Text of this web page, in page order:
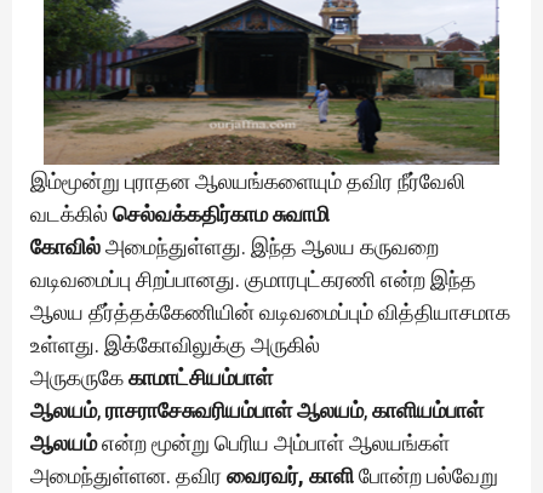
இம்மூன்று புராதன ஆலயங்களையும் தவிர நீர்வேலி
வடக்கில் செல்வக்கதிர்காம சுவாமி
கோவில்அமைந்துள்ளது. இந்த ஆலய கருவறை
வடிவமைப்பு சிறப்பானது. குமாரபுட்கரணி என்ற இந்த
ஆலய தீர்த்தக்கேணியின் வடிவமைப்பும் வித்தியாசமாக
உள்ளது. இக்கோவிலுக்கு அருகில்
அருகருகேகாமாட்சியம்பாள்
ஆலயம்,ராசராசேசுவரியம்பாள் ஆலயம்,காளியம்பாள்
ஆலயம்என்ற மூன்று பெரிய அம்பாள் ஆலயங்கள்
அமைந்துள்ளன. தவிரவைரவர், காளிபோன்ற பல்வேறு